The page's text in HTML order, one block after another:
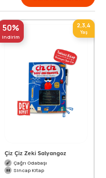
50%
indirim
2,3,4
Yaş
Çiz Çiz Zeki Salyangoz
Çağrı Odabaşı
Sincap Kitap